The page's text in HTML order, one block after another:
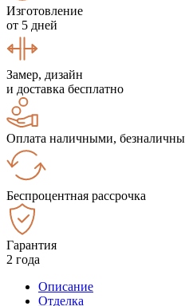
Изготовление
от 5 дней
Замер, дизайн
и доставка бесплатно
Оплата наличными,
Беспроцентная рассрочка
Гарантия
2 года
Описание
Отделка